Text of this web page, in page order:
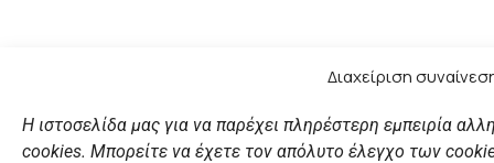
Διαχείριση
Η ιστοσελίδα μας για να παρέχει πληρέστερη εμπειρία
cookies. Μπορείτε να έχετε τον απόλυτο έλεγχο των